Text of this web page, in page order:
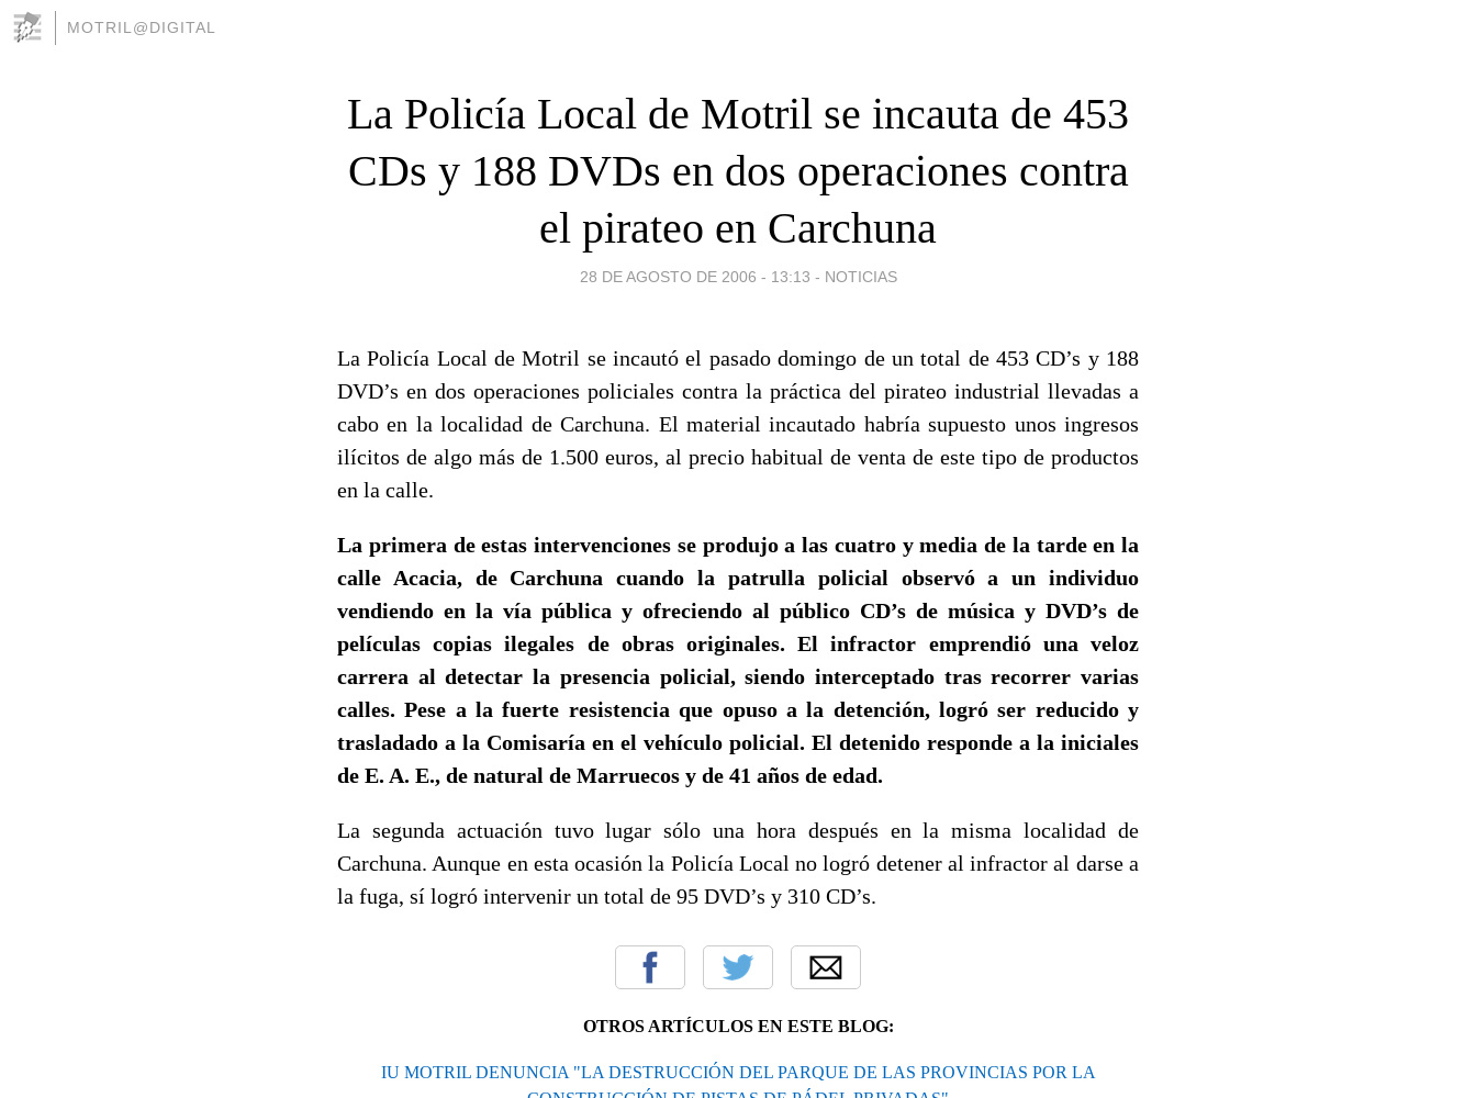
MOTRIL@DIGITAL
La Policía Local de Motril se incauta de 453
CDs y 188 DVDs en dos operaciones contra
el pirateo en Carchuna
28 DE AGOSTO DE 2006 - 13:13 - NOTICIAS
La Policía Local de Motril se incautó el pasado domingo de un total de 453 CD’s y 188
DVD’s en dos operaciones policiales contra la práctica del pirateo industrial llevadas a
cabo en la localidad de Carchuna. El material incautado habría supuesto unos ingresos
ilícitos de algo más de 1.500 euros, al precio habitual de venta de este tipo de productos
en la calle.
La primera de estas intervenciones se produjo a las cuatro y media de la tarde en la
calle Acacia, de Carchuna cuando la patrulla policial observó a un individuo
vendiendo en la vía pública y ofreciendo al público CD’s de música y DVD’s de
películas copias ilegales de obras originales. El infractor emprendió una veloz
carrera al detectar la presencia policial, siendo interceptado tras recorrer varias
calles. Pese a la fuerte resistencia que opuso a la detención, logró ser reducido y
trasladado a la Comisaría en el vehículo policial. El detenido responde a la iniciales
de E. A. E., de natural de Marruecos y de 41 años de edad.
La segunda actuación tuvo lugar sólo una hora después en la misma localidad de
Carchuna. Aunque en esta ocasión la Policía Local no logró detener al infractor al darse a
la fuga, sí logró intervenir un total de 95 DVD’s y 310 CD’s.
OTROS ARTÍCULOS EN ESTE BLOG:
IU MOTRIL DENUNCIA "LA DESTRUCCIÓN DEL PARQUE DE LAS PROVINCIAS POR LA